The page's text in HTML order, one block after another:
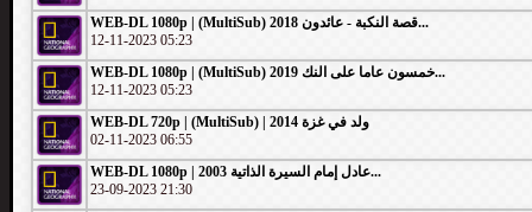
WEB-DL 1080p | (MultiSub) 2018 قصة النكبة - عائدون...
12-11-2023 05:23
WEB-DL 1080p | (MultiSub) 2019 خمسون عاما على النك...
12-11-2023 05:23
WEB-DL 720p | (MultiSub) | 2014 ولد في غزة
02-11-2023 06:55
WEB-DL 1080p | 2003 عادل إمام السيرة الذاتية...
23-09-2023 21:30